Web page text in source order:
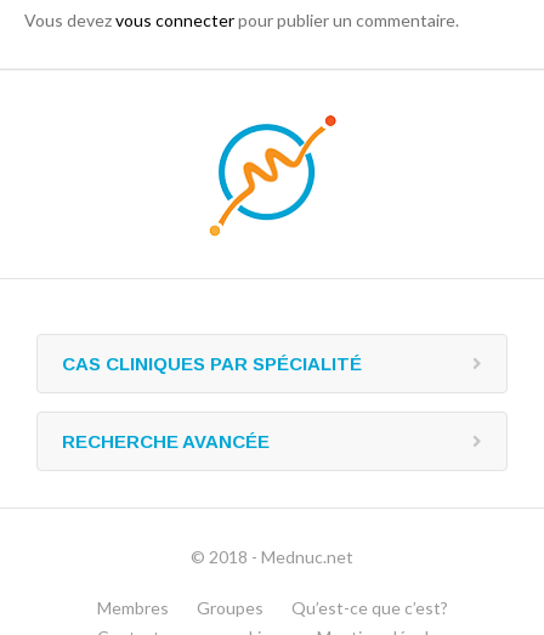
Vous devezvous connecterpour publier un commentaire.
CAS CLINIQUES PAR SPÉCIALITÉ
RECHERCHE AVANCÉE
© 2018 - Mednuc.net
Membres Groupes
Qu’est-ce que c’est?